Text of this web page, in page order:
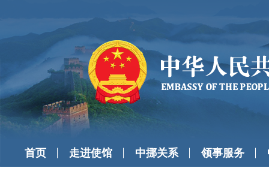
首页 走进使馆 中挪关系 领事服务